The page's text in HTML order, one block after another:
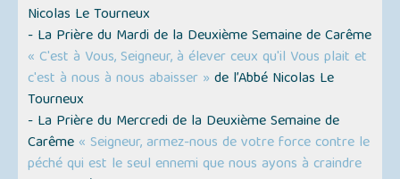
Nicolas Le Tourneux
- La Prière du Mardi de la Deuxième Semaine de Carême
« C'est à Vous, Seigneur, à élever ceux qu'il Vous plait et
c'est à nous à nous abaisser » de l’Abbé Nicolas Le
Tourneux
- La Prière du Mercredi de la Deuxième Semaine de
Carême « Seigneur, armez-nous de votre force contre le
péché qui est le seul ennemi que nous ayons à craindre